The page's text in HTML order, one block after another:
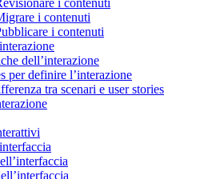
i contenuti
i contenuti
dell’interazione
per definire l’interazione
tra scenari e user stories